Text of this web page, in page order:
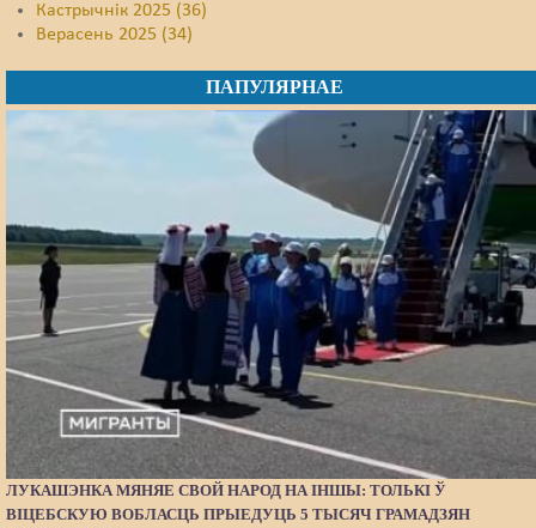
Кастрычнік 2025 (36)
Верасень 2025 (34)
ПАПУЛЯРНАЕ
ЛУКАШЭНКА МЯНЯЕ СВОЙ НАРОД НА ІНШЫ: ТОЛЬКІ Ў
ВІЦЕБСКУЮ ВОБЛАСЦЬ ПРЫЕДУЦЬ 5 ТЫСЯЧ ГРАМАДЗЯН